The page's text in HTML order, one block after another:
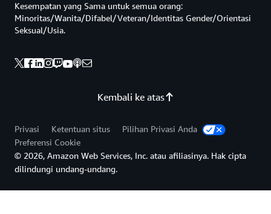
Kembali ke atas
Kesempatan yang Sama untuk semua orang:
Minoritas/Wanita/Difabel/Veteran/Identitas Gender/Orientasi
Seksual/Usia.
Privasi Ketentuan situs
Pilihan Privasi Anda
Preferensi Cookie
© 2026, Amazon Web Services, Inc. atau afiliasinya. Hak cipta
dilindungi undang-undang.